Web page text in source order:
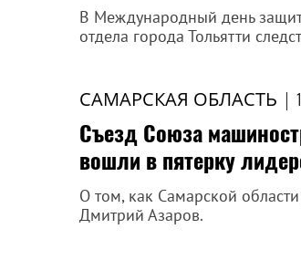
В Международный день
отдела города Тольятти
САМАРСКАЯ ОБЛАСТЬ |
Съезд Союза
вошли в пятерку
О том, как Самарской
Дмитрий Азаров.